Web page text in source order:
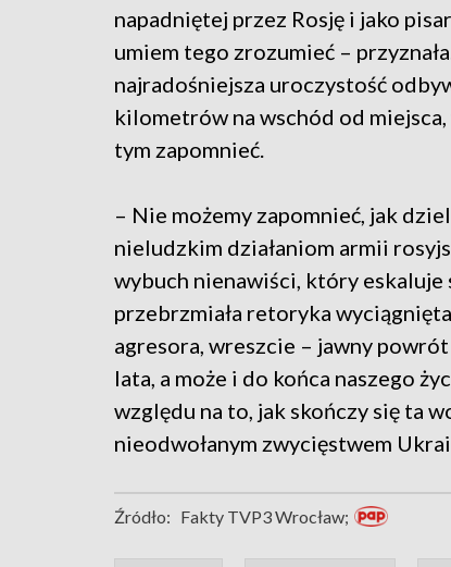
napadniętej przez Rosję i jako
umiem tego zrozumieć –
najradośniejsza uroczystość
kilometrów na wschód od
tym zapomnieć.
– Nie możemy zapomnieć, jak
nieludzkim działaniom armii
wybuch nienawiści, który eskaluje
przebrzmiała retoryka
agresora, wreszcie – jawny
lata, a może i do końca naszego
względu na to, jak skończy się ta
nieodwołanym zwycięstwem
Źródło: Fakty TVP3 Wrocław;